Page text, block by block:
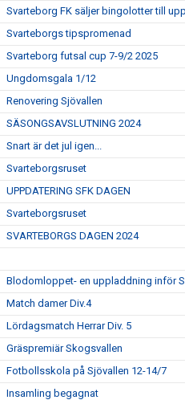
Svarteborg FK säljer bingolotter till
Svarteborgs tipspromenad
Svarteborg futsal cup 7-9/2 2025
Ungdomsgala 1/12
Renovering Sjövallen
SÄSONGSAVSLUTNING 2024
Snart är det jul igen...
Svarteborgsruset
UPPDATERING SFK DAGEN
Svarteborgsruset
SVARTEBORGS DAGEN 2024
Blodomloppet- en uppladdning inför
Match damer Div.4
Lördagsmatch Herrar Div. 5
Gräspremiär Skogsvallen
Fotbollsskola på Sjövallen 12-14/7
Insamling begagnat